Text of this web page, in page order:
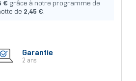
€ grâce à notre programme de
de 2,45 €.
Garantie
2 ans